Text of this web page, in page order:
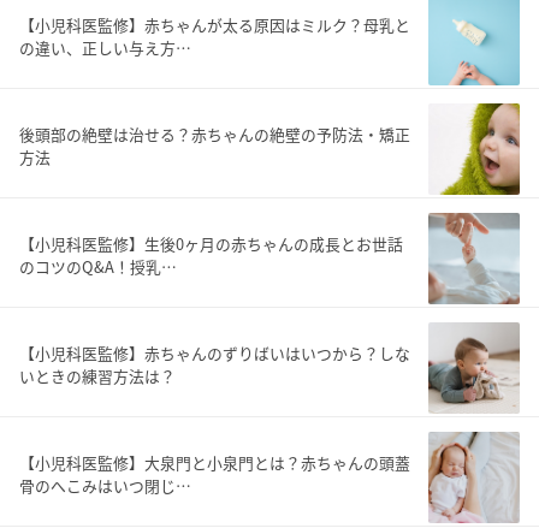
【小児科医監修】赤ちゃんが太る原因はミルク？母乳と
の違い、正しい与え方…
後頭部の絶壁は治せる？赤ちゃんの絶壁の予防法・矯正
方法
【小児科医監修】生後0ヶ月の赤ちゃんの成長とお世話
のコツのQ&A！授乳…
【小児科医監修】赤ちゃんのずりばいはいつから？しな
いときの練習方法は？
【小児科医監修】大泉門と小泉門とは？赤ちゃんの頭蓋
骨のへこみはいつ閉じ…